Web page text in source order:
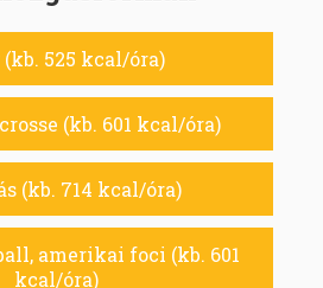
525 kcal/óra)
(kb. 601 kcal/óra)
(kb. 714 kcal/óra)
amerikai foci (kb. 601
kcal/óra)